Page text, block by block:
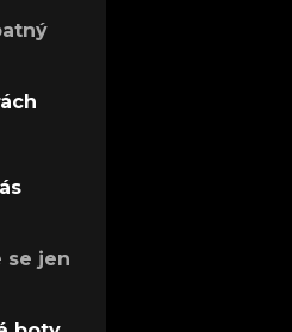
se jen